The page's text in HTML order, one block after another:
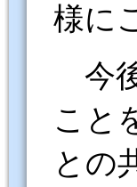
様に
今
こと
との